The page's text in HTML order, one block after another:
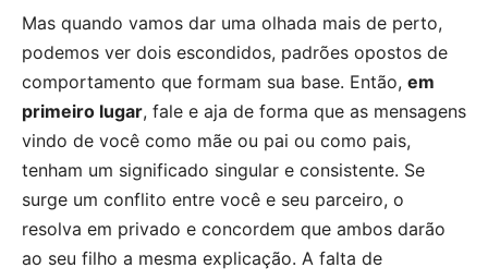
Mas quando vamos dar uma olhada mais de perto,
podemos ver dois escondidos, padrões opostos de
comportamento que formam sua base. Então, em
primeiro lugar, fale e aja de forma que as mensagens
vindo de você como mãe ou pai ou como pais,
tenham um significado singular e consistente. Se
surge um conflito entre você e seu parceiro, o
resolva em privado e concordem que ambos darão
ao seu filho a mesma explicação. A falta de